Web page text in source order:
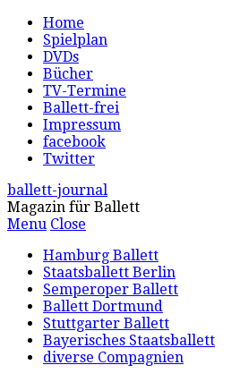
Home
Spielplan
DVDs
Bücher
TV-Termine
Ballett-frei
Impressum
facebook
Twitter
ballett-journal
Magazin für Ballett
Menu Close
Hamburg Ballett
Staatsballett Berlin
Semperoper Ballett
Ballett Dortmund
Stuttgarter Ballett
Bayerisches Staatsballett
diverse Compagnien